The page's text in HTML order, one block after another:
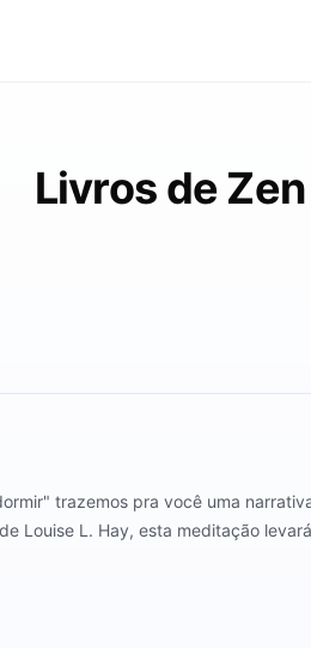
Livros de
trazemos pra você uma
Louise L. Hay, esta meditação